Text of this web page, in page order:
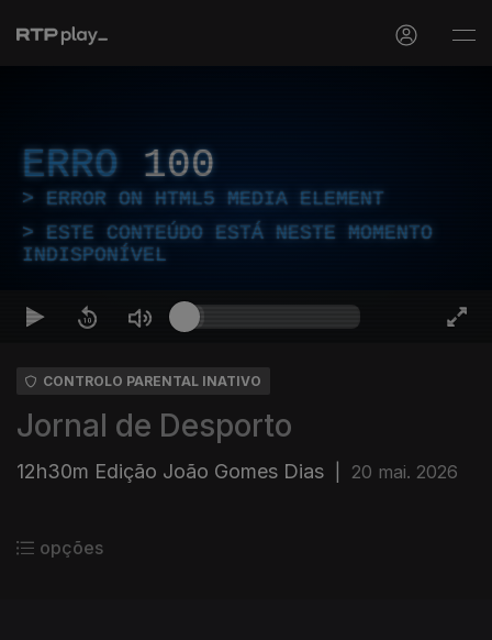
ERRO 100
ERROR ON HTML5 MEDIA ELEMENT
ESTE CONTEÚDO ESTÁ NESTE MOMENTO
INDISPONÍVEL
CONTROLO PARENTAL INATIVO
Jornal de Desporto
12h30m Edição João Gomes Dias 20 mai. 2026
opções